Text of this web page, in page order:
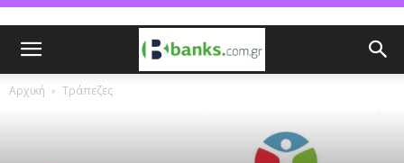
Αρχική Τράπεζες